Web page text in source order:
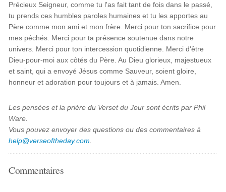
Précieux Seigneur, comme tu l'as fait tant de fois dans le passé,
tu prends ces humbles paroles humaines et tu les apportes au
Père comme mon ami et mon frère. Merci pour ton sacrifice pour
mes péchés. Merci pour ta présence soutenue dans notre
univers. Merci pour ton intercession quotidienne. Merci d'être
Dieu-pour-moi aux côtés du Père. Au Dieu glorieux, majestueux
et saint, qui a envoyé Jésus comme Sauveur, soient gloire,
honneur et adoration pour toujours et à jamais. Amen.
Les pensées et la prière du Verset du Jour sont écrits par Phil
Ware.
Vous pouvez envoyer des questions ou des commentaires à
help@verseoftheday.com
Commentaires